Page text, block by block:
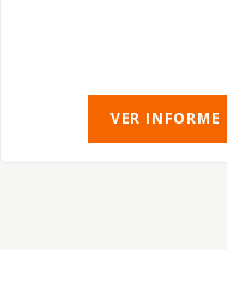
VER INFORME